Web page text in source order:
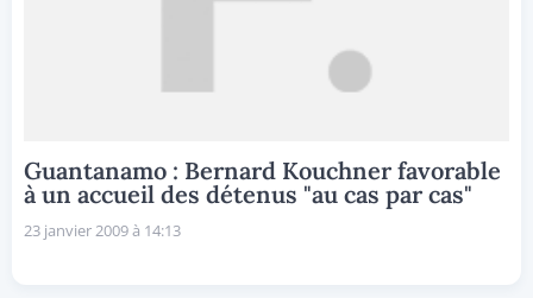
Guantanamo : Bernard Kouchner favorable
à un accueil des détenus "au cas par cas"
23 janvier 2009 à 14:13